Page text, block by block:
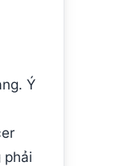
Ý
phải